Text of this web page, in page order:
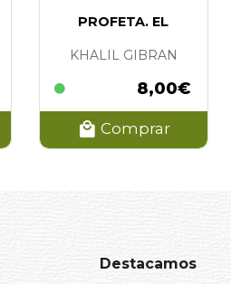
PROFETA. EL
KHALIL GIBRAN
8,00€
Comprar
Destacamos